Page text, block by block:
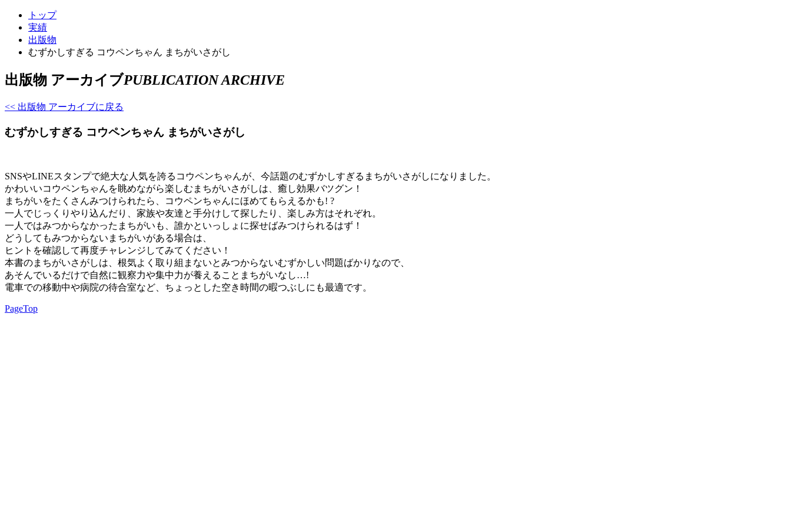
トップ
実績
出版物
むずかしすぎる コウペンちゃん まちがいさがし
出版物 アーカイブPUBLICATION ARCHIVE
<< 出版物 アーカイブに戻る
むずかしすぎる コウペンちゃん まちがいさがし
SNSやLINEスタンプで絶大な人気を誇るコウペンちゃんが、今話題のむずかしすぎるまちがいさがしになりました。
かわいいコウペンちゃんを眺めながら楽しむまちがいさがしは、癒し効果バツグン！
まちがいをたくさんみつけられたら、コウペンちゃんにほめてもらえるかも! ?
一人でじっくりやり込んだり、家族や友達と手分けして探したり、楽しみ方はそれぞれ。
一人ではみつからなかったまちがいも、誰かといっしょに探せばみつけられるはず！
どうしてもみつからないまちがいがある場合は、
ヒントを確認して再度チャレンジしてみてください！
本書のまちがいさがしは、根気よく取り組まないとみつからないむずかしい問題ばかりなので、
あそんでいるだけで自然に観察力や集中力が養えることまちがいなし…!
電車での移動中や病院の待合室など、ちょっとした空き時間の暇つぶしにも最適です。
PageTop